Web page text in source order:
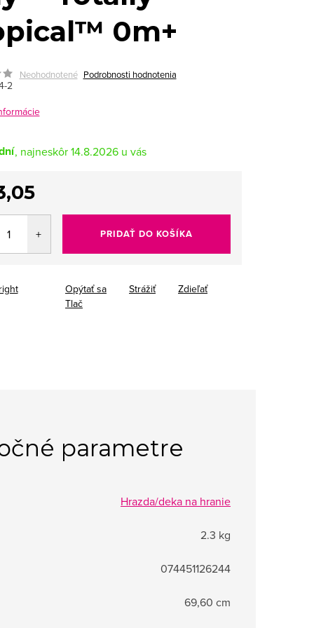
0m+
Neohodnotené Podrobnosti hodnotenia
2
14.8.2026
PRIDAŤ DO KOŠÍKA
Tlač
Opýtať sa Strážiť Zdieľať
parametre
Hrazda/deka na hranie
2.3 kg
074451126244
69,60 cm